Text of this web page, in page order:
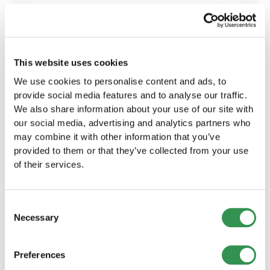
This website uses cookies
We use cookies to personalise content and ads, to
provide social media features and to analyse our traffic.
We also share information about your use of our site with
our social media, advertising and analytics partners who
may combine it with other information that you’ve
provided to them or that they’ve collected from your use
of their services.
Selection
Necessary
Preferences
Managing Partner, good minds
“Startups.ch ist die beste Wahl
unkompliziert und mit optimalem
Preis-Leistungs-Verhältnis.
Besonders hervorzuheben ist die
ausgezeichnete juristische
Beratung. Alles, was man für einen
erfolgreichen Start benötigt, findet
man hier.
Gründe für die Gründung
eines Vereins